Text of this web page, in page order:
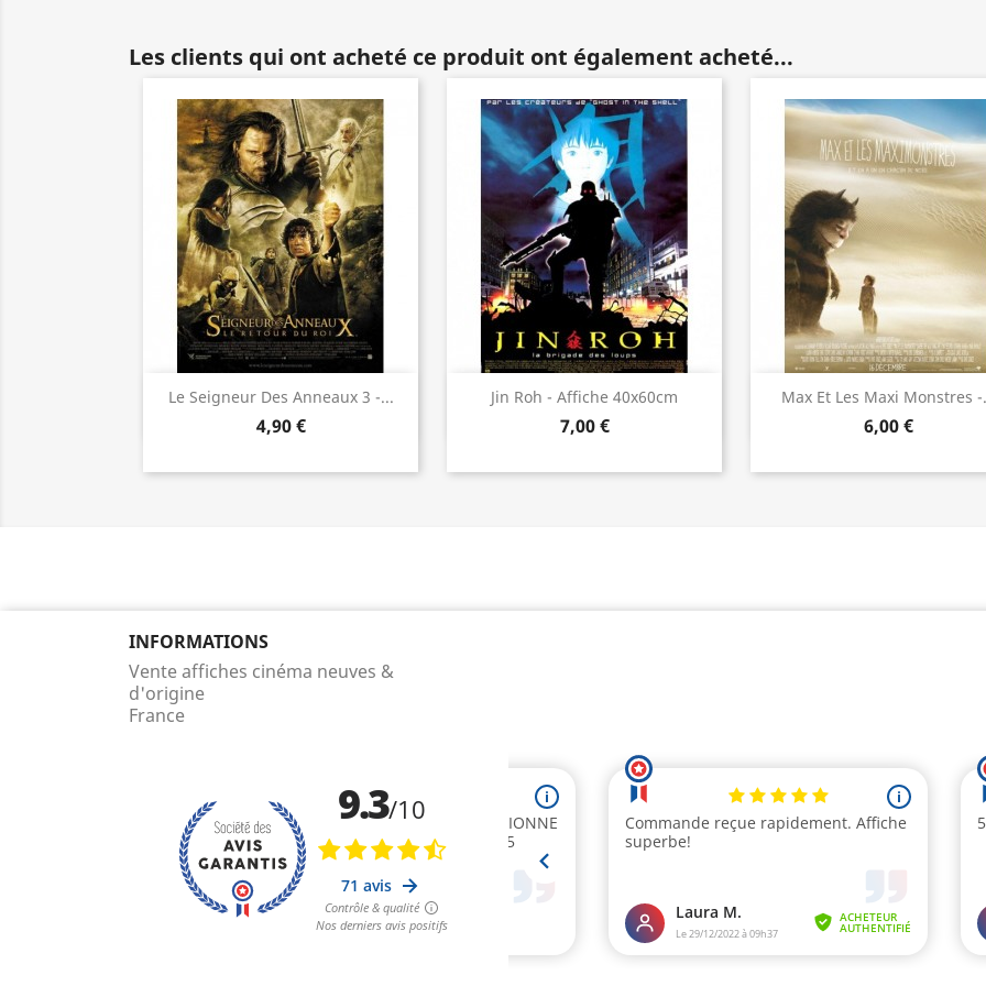
Les clients qui ont acheté ce produit ont également acheté...
Le Seigneur Des Anneaux 3 -...
4,90 €
Aperçu rapide Jin Roh - Affiche 40x60cm
7,00 €
Aperçu rapide Max Et Les Maxi Monstres -
6,00 €
Aperçu rapide
INFORMATIONS
Vente affiches cinéma neuves &
d'origine
France